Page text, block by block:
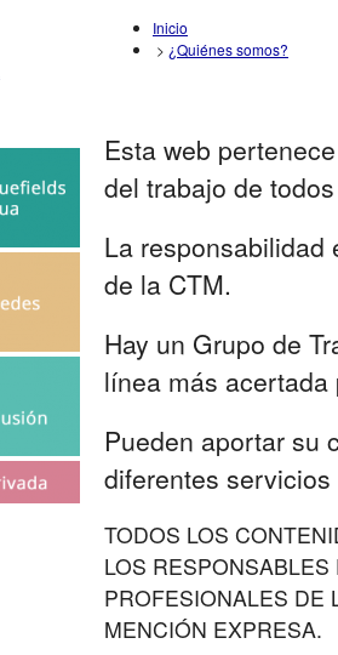
Inicio
> ¿Quiénes somos?
Esta web
del trabajo de
La responsabilidad
de la CTM.
Hay un Grupo de
línea más
Pueden aportar su
diferentes
TODOS LOS
LOS
PROFESIONALES DE
MENCIÓN EXPRESA.